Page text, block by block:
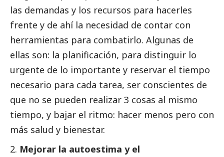
las demandas y los recursos para hacerles
frente y de ahí la necesidad de contar con
herramientas para combatirlo. Algunas de
ellas son: la planificación, para distinguir lo
urgente de lo importante y reservar el tiempo
necesario para cada tarea, ser conscientes de
que no se pueden realizar 3 cosas al mismo
tiempo, y bajar el ritmo: hacer menos pero con
más salud y bienestar.
Mejorar la autoestima y el